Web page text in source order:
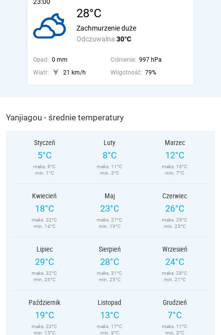
28°C
Odczuwalna 30°C
Zachmurzenie duże
Opad: 0 mm Ciśnienie: 997 hPa
Wiatr:
21 km/h Wilgotność: 79%
Yanjiagou - średnie temperatury
Styczeń
5°C
maks. 9°C
min. 1°C
Luty
8°C
maks. 11°C
min. 3°C
Marzec
12°C
maks. 16°C
min. 7°C
Kwiecień
18°C
maks. 22°C
min. 14°C
Maj
23°C
maks. 27°C
min. 19°C
Czerwiec
26°C
maks. 29°C
min. 23°C
Lipiec
29°C
maks. 32°C
min. 26°C
Sierpień
28°C
maks. 31°C
min. 25°C
Wrzesień
24°C
maks. 28°C
min. 21°C
Październik
19°C
maks. 23°C
min. 15°C
Listopad
13°C
maks. 17°C
min. 9°C
Grudzień
7°C
maks. 11°C
min. 3°C